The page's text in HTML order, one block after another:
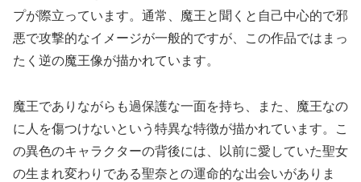
プが際立っています。通常、魔王と聞くと自己中心的で邪
悪で攻撃的なイメージが一般的ですが、この作品ではまっ
たく逆の魔王像が描かれています。
魔王でありながらも過保護な一面を持ち、また、魔王なの
に人を傷つけないという特異な特徴が描かれています。こ
の異色のキャラクターの背後には、以前に愛していた聖女
の生まれ変わりである聖奈との運命的な出会いがありま